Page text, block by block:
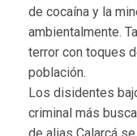
de cocaína y la
ambientalmente.
terror con toques
población.
Los disidentes
criminal más